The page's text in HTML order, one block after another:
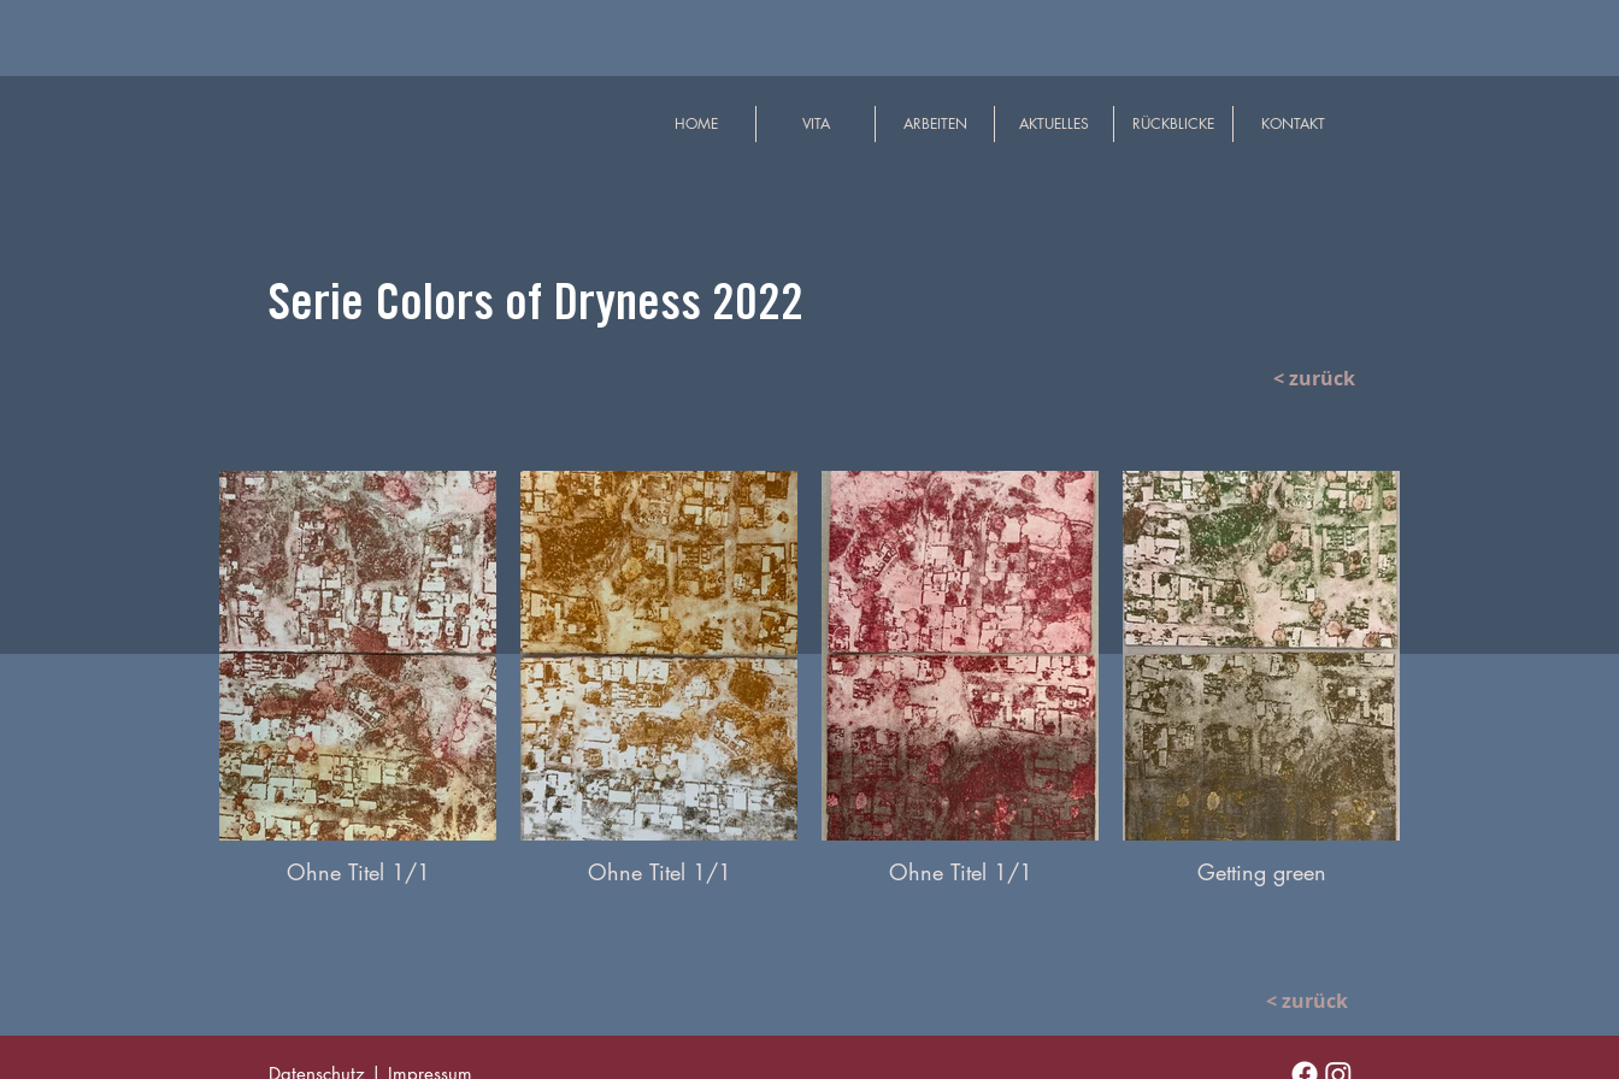
HOME VITA ARBEITEN AKTUELLES RÜCKBLICKE KONTAKT
Serie Colors of Dryness 2022
< zurück
Ohne Titel 1/1 Ohne Titel 1/1 Ohne Titel 1/1 Getting green
< zurück
Datenschutz | Impressum